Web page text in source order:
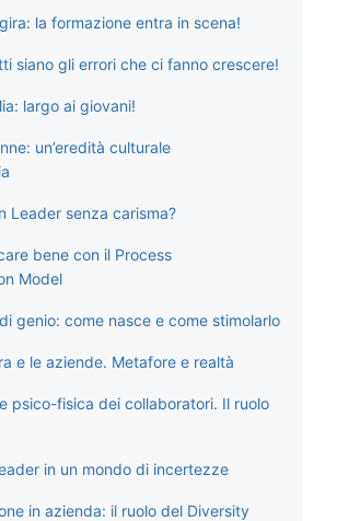
la formazione entra in scena!
siano gli errori che ci fanno crescere!
largo ai giovani!
un’eredità culturale
Leader senza carisma?
bene con il Process
Model
genio: come nasce e come stimolarlo
e le aziende. Metafore e realtà
psico-fisica dei collaboratori. Il ruolo
in un mondo di incertezze
in azienda: il ruolo del Diversity